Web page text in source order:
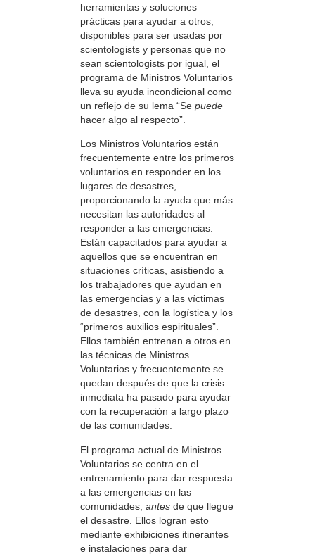
herramientas y soluciones
prácticas para ayudar a otros,
disponibles para ser usadas por
scientologists y personas que no
sean scientologists por igual, el
programa de Ministros Voluntarios
lleva su ayuda incondicional como
un reflejo de su lema “Se puede
hacer algo al respecto”.
Los Ministros Voluntarios están
frecuentemente entre los primeros
voluntarios en responder en los
lugares de desastres,
proporcionando la ayuda que más
necesitan las autoridades al
responder a las emergencias.
Están capacitados para ayudar a
aquellos que se encuentran en
situaciones críticas, asistiendo a
los trabajadores que ayudan en
las emergencias y a las víctimas
de desastres, con la logística y los
“primeros auxilios espirituales”.
Ellos también entrenan a otros en
las técnicas de Ministros
Voluntarios y frecuentemente se
quedan después de que la crisis
inmediata ha pasado para ayudar
con la recuperación a largo plazo
de las comunidades.
El programa actual de Ministros
Voluntarios se centra en el
entrenamiento para dar respuesta
a las emergencias en las
comunidades, antes de que llegue
el desastre. Ellos logran esto
mediante exhibiciones itinerantes
e instalaciones para dar